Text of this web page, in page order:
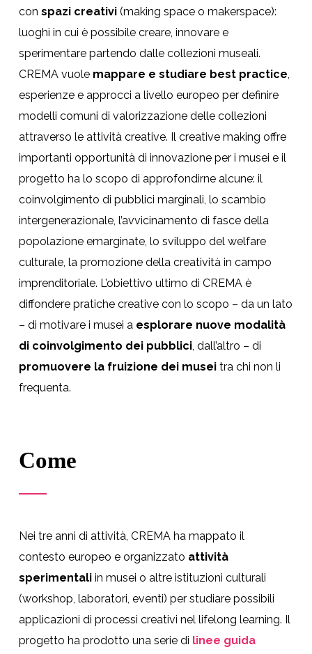
con spazi creativi(making space o makerspace):
luoghi in cui è possibile creare, innovare e
sperimentare partendo dalle collezioni museali.
CREMA vuole mappare e studiare best practice,
esperienze e approcci a livello europeo per definire
modelli comuni di valorizzazione delle collezioni
attraverso le attività creative. Il creative making offre
importanti opportunità di innovazione per i musei e il
progetto ha lo scopo di approfondirne alcune: il
coinvolgimento di pubblici marginali, lo scambio
intergenerazionale, l’avvicinamento di fasce della
popolazione emarginate, lo sviluppo del welfare
culturale, la promozione della creatività in campo
imprenditoriale. L’obiettivo ultimo di CREMA è
diffondere pratiche creative con lo scopo – da un lato
– di motivare i musei a esplorare nuove modalità
di coinvolgimento dei pubblici, dall’altro – di
promuovere la fruizione dei museitra chi non li
frequenta.
Come
Nei tre anni di attività, CREMA ha mappato il
contesto europeo e organizzato attività
sperimentaliin musei o altre istituzioni culturali
(workshop, laboratori, eventi) per studiare possibili
applicazioni di processi creativi nel lifelong learning. Il
progetto ha prodotto una serie di linee guida